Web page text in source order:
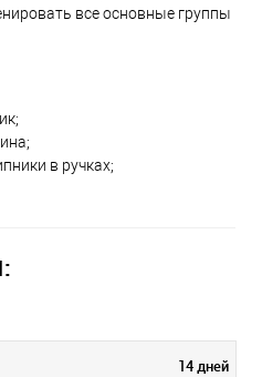
все основные группы
в ручках;
14 дней